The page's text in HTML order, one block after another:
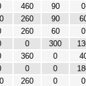
460 90
0
260 90
260 60
0
0 300
360 0
0 0
260 0
0